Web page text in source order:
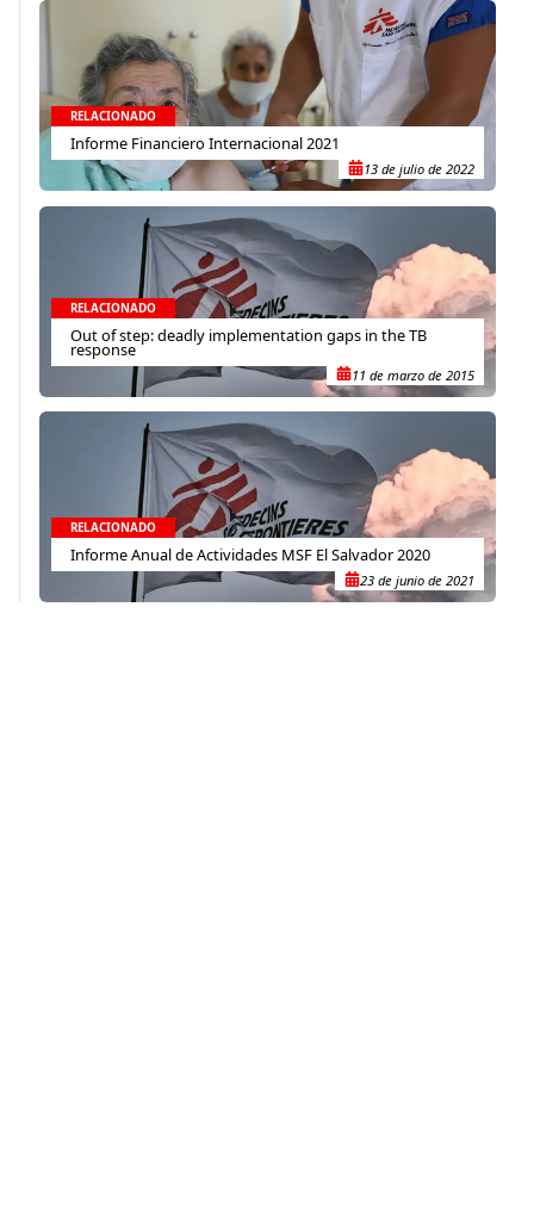
RELACIONADO
Informe Financiero Internacional 2021
13 de julio de 2022
RELACIONADO
Out of step: deadly implementation gaps in the TB
response
11 de marzo de 2015
RELACIONADO
Informe Anual de Actividades MSF El Salvador 2020
23 de junio de 2021